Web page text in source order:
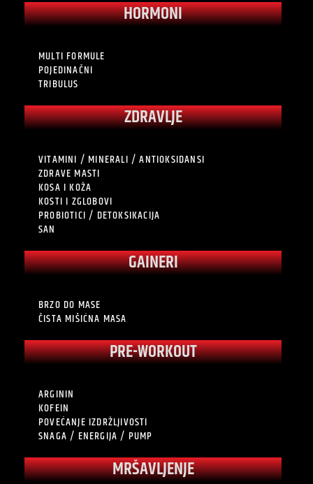
HORMONI
MULTI FORMULE
POJEDINAČNI
TRIBULUS
ZDRAVLJE
VITAMINI / MINERALI / ANTIOKSIDANSI
ZDRAVE MASTI
KOSA I KOŽA
KOSTI I ZGLOBOVI
PROBIOTICI / DETOKSIKACIJA
SAN
GAINERI
BRZO DO MASE
ČISTA MIŠIĆNA MASA
PRE-WORKOUT
ARGININ
KOFEIN
POVEĆANJE IZDRŽLJIVOSTI
SNAGA / ENERGIJA / PUMP
MRŠAVLJENJE